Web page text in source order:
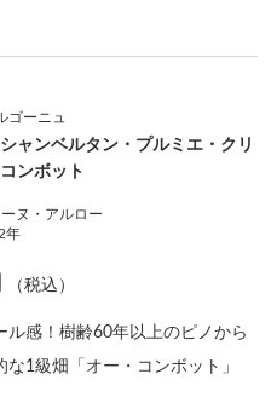
ゴーニュ
ャンベルタン・プルミエ・クリ
ンボット
ーヌ・アルロー
年
（税込）
感！樹齢60年以上のピノから
1級畑「オー・コンボット」